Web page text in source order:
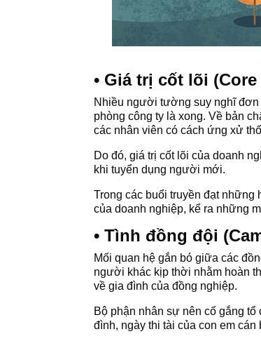
• Giá trị cốt lõi (Core
Nhiều người tường suy nghĩ đơn
phòng công ty là xong. Về bản
các nhân viên có cách ứng xử
Do đó, giá trị cốt lõi của doanh
khi tuyển dụng người mới.
Trong các buổi truyền đạt
của doanh nghiệp, kể ra những
• Tình đồng đội
Mối quan hệ gắn bó giữa các
người khác kịp thời nhằm hoàn
về gia đình của đồng nghiệp.
Bộ phận nhân sự nên cố gắng
đình, ngày thi tài của con em